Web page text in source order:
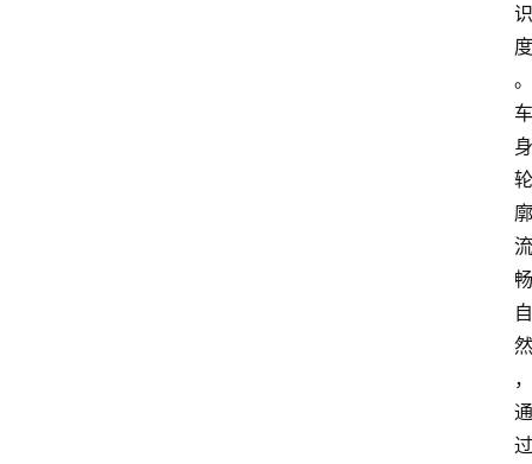
识
度
。
车
身
轮
廓
流
畅
自
然
，
通
过